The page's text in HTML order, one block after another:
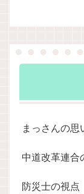
まっさんの思
中道改革連合
防災士の視点